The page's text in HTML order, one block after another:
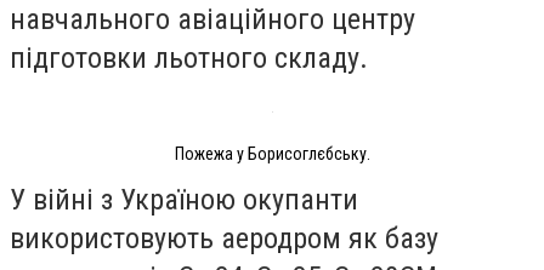
навчального авіаційного центру
підготовки льотного складу.
Пожежа у Борисоглєбську.
У війні з Україною окупанти
використовують аеродром як базу